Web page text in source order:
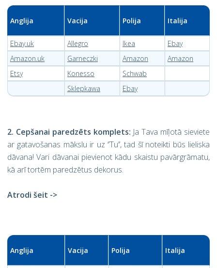
Anglija Vacija Polija Italija
Ebay.uk Allegro Ikea
Ebay
Amazon.uk
Garneczki Amazon
Amazon
Etsy
Konesso
Schwab
Sklepkawa
Ebay
2. Cepšanai paredzēts komplets: Ja Tava mīļotā sieviete
ar gatavošanas mākslu ir uz ‘’Tu’’, tad šī noteikti būs lieliska
dāvana! Vari dāvanai pievienot kādu skaistu pavārgrāmatu,
kā arī tortēm paredzētus dekorus.
Atrodi šeit ->
Anglija Vacija Polija Italija